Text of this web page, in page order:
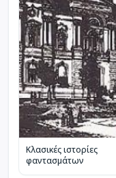
Κλασικές ιστορίες
φαντασμάτων